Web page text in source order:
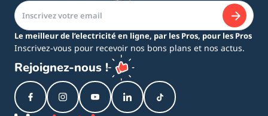
Le meilleur de l’electricité en ligne, par les Pros, pour les Pros
Inscrivez-vous pour recevoir nos bons plans et nos actus.
Rejoignez-nous !